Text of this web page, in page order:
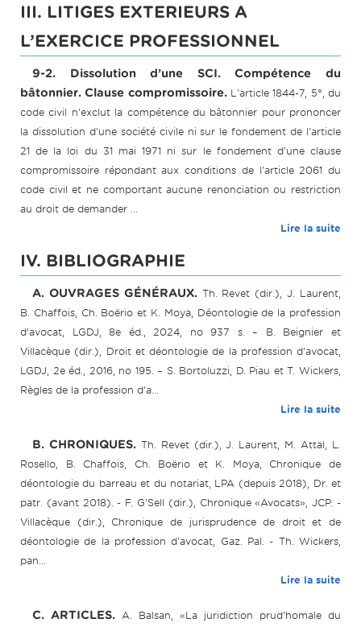
III. LITIGES EXTERIEURS A
L’EXERCICE PROFESSIONNEL
9-2. Dissolution d’une SCI. Compétence du
bâtonnier. Clause compromissoire. L'article 1844-7, 5°, du
code civil n'exclut la compétence du bâtonnier pour prononcer
la dissolution d'une société civile ni sur le fondement de l'article
21 de la loi du 31 mai 1971 ni sur le fondement d'une clause
compromissoire répondant aux conditions de l'article 2061 du
code civil et ne comportant aucune renonciation ou restriction
au droit de demander ...
Lire la suite
IV. BIBLIOGRAPHIE
A. OUVRAGES GÉNÉRAUX. Th. Revet (dir.), J. Laurent,
B. Chaffois, Ch. Boërio et K. Moya, Déontologie de la profession
d’avocat, LGDJ, 8e éd., 2024, no 937 s. – B. Beignier et
Villacèque (dir.), Droit et déontologie de la profession d’avocat,
LGDJ, 2e éd., 2016, no 195. – S. Bortoluzzi, D. Piau et T. Wickers,
Règles de la profession d’a...
Lire la suite
B. CHRONIQUES. Th. Revet (dir.), J. Laurent, M. Attal, L.
Rosello, B. Chaffois, Ch. Boërio et K. Moya, Chronique de
déontologie du barreau et du notariat, LPA (depuis 2018), Dr. et
patr. (avant 2018). - F. G'Sell (dir.), Chronique «Avocats», JCP. -
Villacèque (dir.), Chronique de jurisprudence de droit et de
déontologie de la profession d'avocat, Gaz. Pal. - Th. Wickers,
pan...
Lire la suite
C. ARTICLES. A. Balsan, «La juridiction prud'homale du